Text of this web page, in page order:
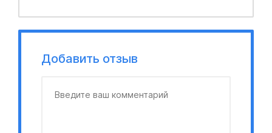
Добавить отзыв